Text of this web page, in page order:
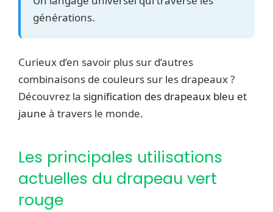
générations.
Curieux d’en savoir plus sur d’autres
combinaisons de couleurs sur les drapeaux ?
Découvrez la signification des drapeaux bleu et
jaune à travers le monde.
Les principales utilisations
actuelles du drapeau vert
rouge